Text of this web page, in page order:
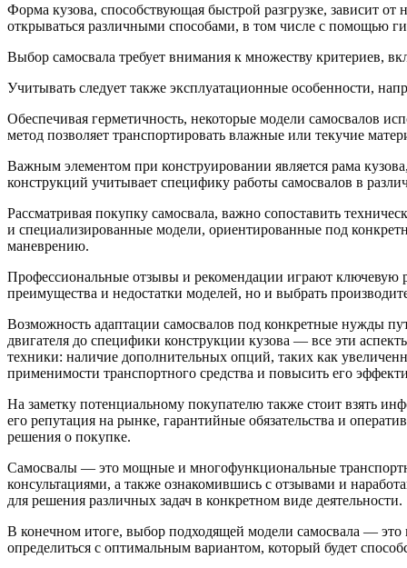
Форма кузова, способствующая быстрой разгрузке, зависит
открываться различными способами, в том числе с помощью
Выбор самосвала требует внимания к множеству критериев,
Учитывать следует также эксплуатационные особенности,
Обеспечивая герметичность, некоторые модели самосвалов
метод позволяет транспортировать влажные или текучие
Важным элементом при конструировании является рама
конструкций учитывает специфику работы самосвалов в
Рассматривая покупку самосвала, важно сопоставить
и специализированные модели, ориентированные под
маневрению.
Профессиональные отзывы и рекомендации играют ключевую
преимущества и недостатки моделей, но и выбрать
Возможность адаптации самосвалов под конкретные нужды
двигателя до специфики конструкции кузова — все эти
техники: наличие дополнительных опций, таких как
применимости транспортного средства и повысить его
На заметку потенциальному покупателю также стоит взять
его репутация на рынке, гарантийные обязательства и
решения о покупке.
Самосвалы — это мощные и многофункциональные
консультациями, а также ознакомившись с отзывами и
для решения различных задач в конкретном виде деятельности.
В конечном итоге, выбор подходящей модели самосвала —
определиться с оптимальным вариантом, который будет